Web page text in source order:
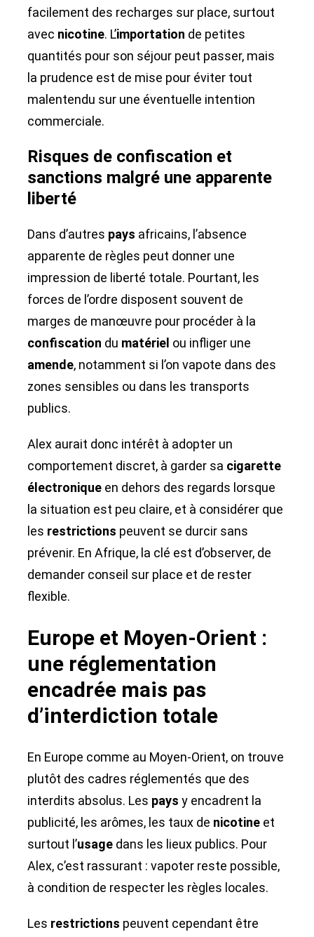
facilement des recharges sur place, surtout
avec nicotine. L’importation de petites
quantités pour son séjour peut passer, mais
la prudence est de mise pour éviter tout
malentendu sur une éventuelle intention
commerciale.
Risques de confiscation et
sanctions malgré une apparente
liberté
Dans d’autres pays africains, l’absence
apparente de règles peut donner une
impression de liberté totale. Pourtant, les
forces de l’ordre disposent souvent de
marges de manœuvre pour procéder à la
confiscation du matériel ou infliger une
amende, notamment si l’on vapote dans des
zones sensibles ou dans les transports
publics.
Alex aurait donc intérêt à adopter un
comportement discret, à garder sa cigarette
électronique en dehors des regards lorsque
la situation est peu claire, et à considérer que
les restrictions peuvent se durcir sans
prévenir. En Afrique, la clé est d’observer, de
demander conseil sur place et de rester
flexible.
Europe et Moyen-Orient :
une réglementation
encadrée mais pas
d’interdiction totale
En Europe comme au Moyen-Orient, on trouve
plutôt des cadres réglementés que des
interdits absolus. Les pays y encadrent la
publicité, les arômes, les taux de nicotine et
surtout l’usage dans les lieux publics. Pour
Alex, c’est rassurant : vapoter reste possible,
à condition de respecter les règles locales.
Les restrictions peuvent cependant être